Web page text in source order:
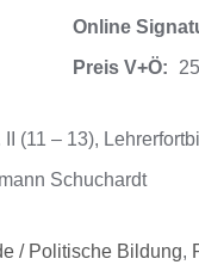
Online
Preis V+Ö:
II (11 – 13),
Schuchardt
/ Politische Bildung,